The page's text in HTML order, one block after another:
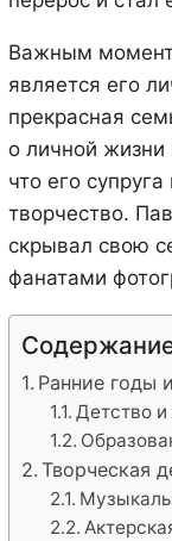
Важным
является его
прекрасная
о личной жизни
что его
творчество.
скрывал свою
фанатами
Ранние годы
Детство
Творческая